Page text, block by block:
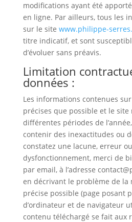
modifications ayant été
en ligne. Par ailleurs, tous les
sur le site www.philippe-
titre indicatif, et sont
d’évoluer sans préavis.
Limitation
données :
Les informations contenues
précises que possible et le site
différentes périodes de
contenir des inexactitudes ou
constatez une lacune, erreur
dysfonctionnement, merci de
par email, à l’adresse
en décrivant le problème de la
précise possible (page posant
d’ordinateur et de navigateur
contenu téléchargé se fait aux